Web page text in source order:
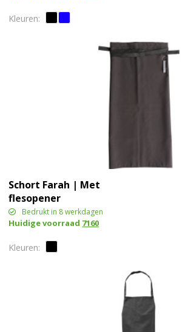
Schort Farah | Met
flesopener
Bedrukt in 8 werkdagen
Huidige voorraad 7160